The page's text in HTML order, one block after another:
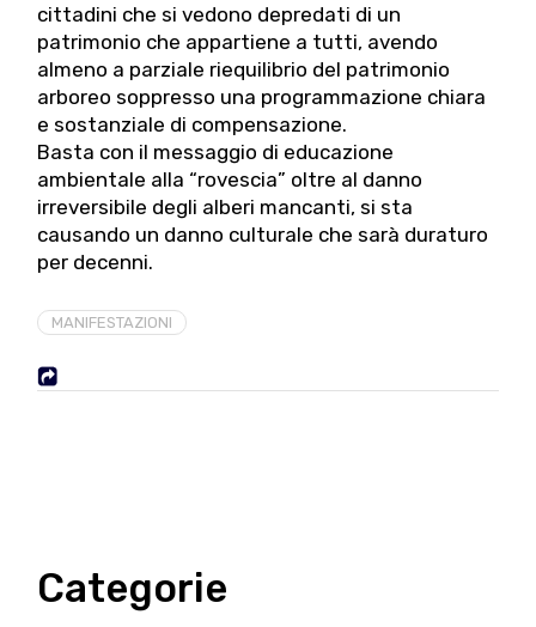
cittadini che si vedono depredati di un
patrimonio che appartiene a tutti, avendo
almeno a parziale riequilibrio del patrimonio
arboreo soppresso una programmazione chiara
e sostanziale di compensazione.
Basta con il messaggio di educazione
ambientale alla “rovescia” oltre al danno
irreversibile degli alberi mancanti, si sta
causando un danno culturale che sarà duraturo
per decenni.
MANIFESTAZIONI
Categorie